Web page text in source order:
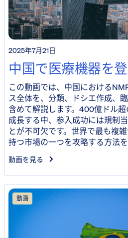
2025年7月21日
中国で医療機器を
この動画では、中国における
ス全体を、分類、ドシエ作成、
含めて解説します。400億ドル
成長する中、参入成功には規制
とが不可欠です。世界で最も複
持つ市場の一つを攻略する方法を
動画を見る
動画